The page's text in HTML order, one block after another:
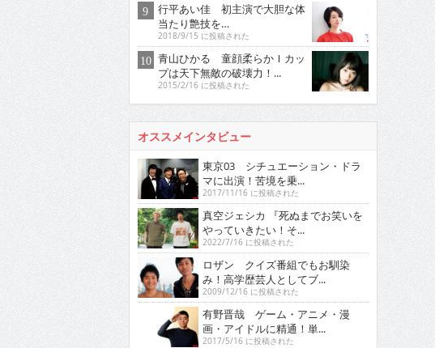
行平あい佳 初主演で大胆な体
当たり艶技を…
2018/9/15 に投稿された
青山ひかる 童顔柔らかＩカッ
プは天下無敵の破壊力！...
2015/2/16 に投稿された
オススメインタビュー
東京03 シチュエーション・ドラ
マに出演！苦境を乗...
2017/11/16 に投稿された
真空ジェシカ 『死ぬまでお笑いを
やっていきたい！そ...
2022/7/16 に投稿された
ロザン クイズ番組でもお馴染
み！高学歴芸人としてブ...
2009/12/16 に投稿された
有野晋哉 ゲーム・アニメ・漫
画・アイドルに精通！単...
2017/5/16 に投稿された